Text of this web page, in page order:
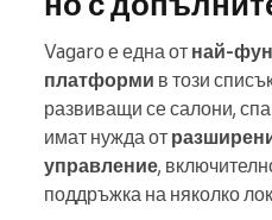
Vagaro е една от най-
платформи в този
развиващи се салони,
имат нужда от
управление,
поддръжка на няколко